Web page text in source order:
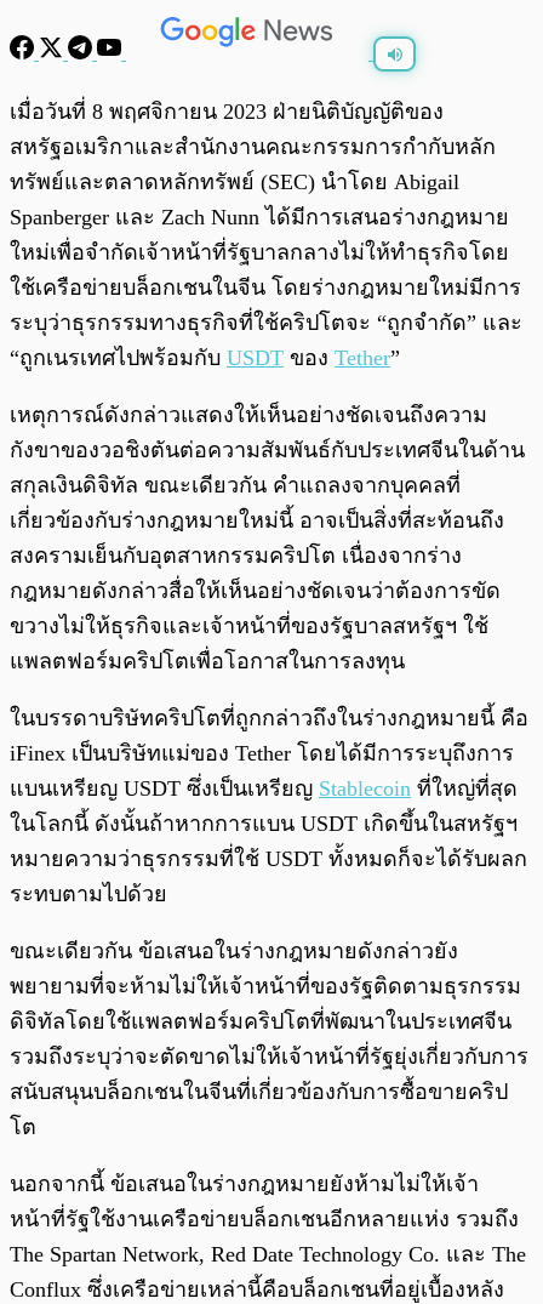
พร้อมเล่น
เมื่อวันที่ 8 พฤศจิกายน 2023 ฝ่ายนิติบัญญัติของ
สหรัฐอเมริกาและสำนักงานคณะกรรมการกำกับหลัก
ทรัพย์และตลาดหลักทรัพย์ (SEC) นำโดย Abigail
Spanberger และ Zach Nunn ได้มีการเสนอร่างกฎหมาย
ใหม่เพื่อจำกัดเจ้าหน้าที่รัฐบาลกลางไม่ให้ทำธุรกิจโดย
ใช้เครือข่ายบล็อกเชนในจีน โดยร่างกฎหมายใหม่มีการ
ระบุว่าธุรกรรมทางธุรกิจที่ใช้คริปโตจะ “ถูกจำกัด” และ
“ถูกเนรเทศไปพร้อมกับ USDT ของ Tether”
เหตุการณ์ดังกล่าวแสดงให้เห็นอย่างชัดเจนถึงความ
กังขาของวอชิงตันต่อความสัมพันธ์กับประเทศจีนในด้าน
สกุลเงินดิจิทัล ขณะเดียวกัน คำแถลงจากบุคคลที่
เกี่ยวข้องกับร่างกฎหมายใหม่นี้ อาจเป็นสิ่งที่สะท้อนถึง
สงครามเย็นกับอุตสาหกรรมคริปโต เนื่องจากร่าง
กฎหมายดังกล่าวสื่อให้เห็นอย่างชัดเจนว่าต้องการขัด
ขวางไม่ให้ธุรกิจและเจ้าหน้าที่ของรัฐบาลสหรัฐฯ ใช้
แพลตฟอร์มคริปโตเพื่อโอกาสในการลงทุน
ในบรรดาบริษัทคริปโตที่ถูกกล่าวถึงในร่างกฎหมายนี้ คือ
iFinex เป็นบริษัทแม่ของ Tether โดยได้มีการระบุถึงการ
แบนเหรียญ USDT ซึ่งเป็นเหรียญ Stablecoin ที่ใหญ่ที่สุด
ในโลกนี้ ดังนั้นถ้าหากการแบน USDT เกิดขึ้นในสหรัฐฯ
หมายความว่าธุรกรรมที่ใช้ USDT ทั้งหมดก็จะได้รับผลก
ระทบตามไปด้วย
ขณะเดียวกัน ข้อเสนอในร่างกฎหมายดังกล่าวยัง
พยายามที่จะห้ามไม่ให้เจ้าหน้าที่ของรัฐติดตามธุรกรรม
ดิจิทัลโดยใช้แพลตฟอร์มคริปโตที่พัฒนาในประเทศจีน
รวมถึงระบุว่าจะตัดขาดไม่ให้เจ้าหน้าที่รัฐยุ่งเกี่ยวกับการ
สนับสนุนบล็อกเชนในจีนที่เกี่ยวข้องกับการซื้อขายคริป
โต
นอกจากนี้ ข้อเสนอในร่างกฎหมายยังห้ามไม่ให้เจ้า
หน้าที่รัฐใช้งานเครือข่ายบล็อกเชนอีกหลายแห่ง รวมถึง
The Spartan Network, Red Date Technology Co. และ The
Conflux ซึ่งเครือข่ายเหล่านี้คือบล็อกเชนที่อยู่เบื้องหลัง